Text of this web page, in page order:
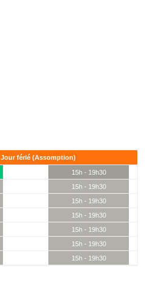
Jour férié (Assomption)
15h - 19h30
15h - 19h30
15h - 19h30
15h - 19h30
15h - 19h30
15h - 19h30
15h - 19h30